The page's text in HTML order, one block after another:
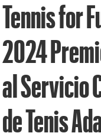
Tennis for
2024
al Servicio
de Tenis